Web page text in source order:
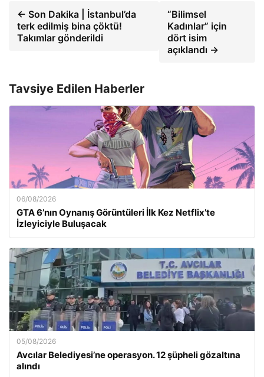
← Son Dakika | İstanbul’da
terk edilmiş bina çöktü!
Takımlar gönderildi
“Bilimsel
Kadınlar” için
dört isim
açıklandı →
Tavsiye Edilen Haberler
06/08/2026
GTA 6’nın Oynanış Görüntüleri İlk Kez Netflix’te
İzleyiciyle Buluşacak
05/08/2026
Avcılar Belediyesi’ne operasyon. 12 şüpheli gözaltına
alındı